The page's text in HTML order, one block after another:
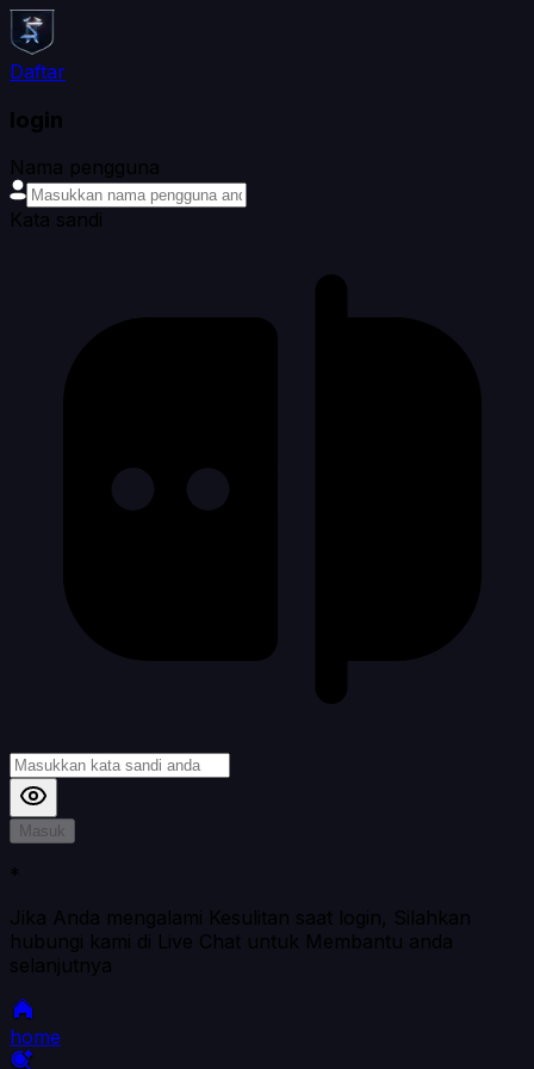
Daftar
login
Nama pengguna
Kata sandi
Masuk
*
Jika Anda mengalami Kesulitan saat login, Silahkan
hubungi kami di Live Chat untuk Membantu anda
selanjutnya
home